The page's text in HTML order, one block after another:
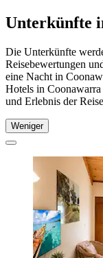
Unterkünfte
Die Unterkünfte
Reisebewertungen
eine Nacht in
Hotels in
und Erlebnis der
Weniger